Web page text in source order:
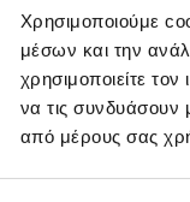
Χρησιμοποιούμε
μέσων και την
χρησιμοποιείτε
να τις συνδυάσουν
από μέρους σας